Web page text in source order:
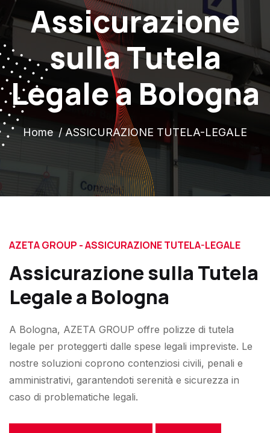
Assicurazione
sulla Tutela
Legale a Bologna
Home ASSICURAZIONE TUTELA-LEGALE
AZETA GROUP - ASSICURAZIONE TUTELA-LEGALE
Assicurazione sulla Tutela
Legale a Bologna
A Bologna, AZETA GROUP offre polizze di tutela
legale per proteggerti dalle spese legali impreviste. Le
nostre soluzioni coprono contenziosi civili, penali e
amministrativi, garantendoti serenità e sicurezza in
caso di problematiche legali.